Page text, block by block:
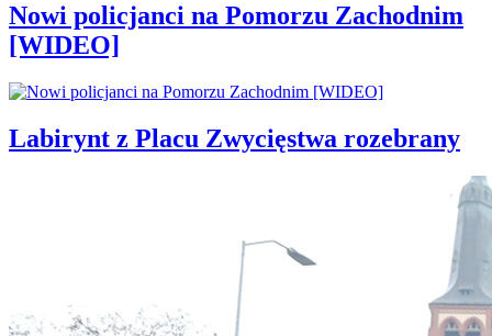
Nowi policjanci na Pomorzu Zachodnim
[WIDEO]
Labirynt z Placu Zwycięstwa rozebrany